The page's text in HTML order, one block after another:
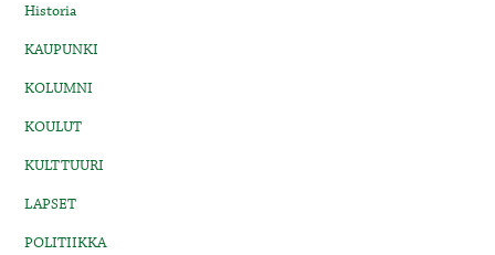
Historia
KAUPUNKI
KOLUMNI
KOULUT
KULTTUURI
LAPSET
POLITIIKKA